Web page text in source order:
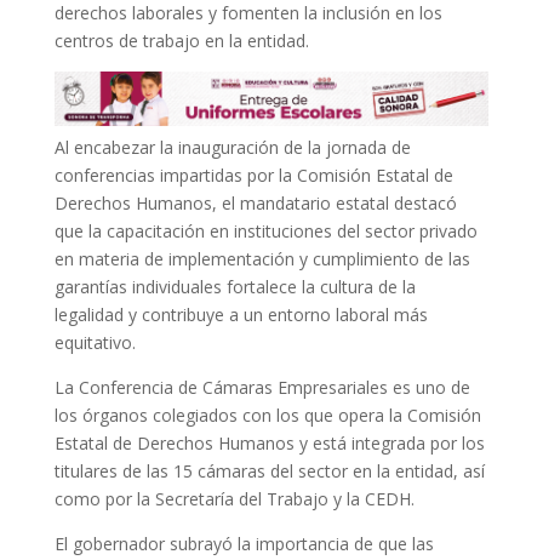
derechos laborales y fomenten la inclusión en los
centros de trabajo en la entidad.
Al encabezar la inauguración de la jornada de
conferencias impartidas por la Comisión Estatal de
Derechos Humanos, el mandatario estatal destacó
que la capacitación en instituciones del sector privado
en materia de implementación y cumplimiento de las
garantías individuales fortalece la cultura de la
legalidad y contribuye a un entorno laboral más
equitativo.
La Conferencia de Cámaras Empresariales es uno de
los órganos colegiados con los que opera la Comisión
Estatal de Derechos Humanos y está integrada por los
titulares de las 15 cámaras del sector en la entidad, así
como por la Secretaría del Trabajo y la CEDH.
El gobernador subrayó la importancia de que las